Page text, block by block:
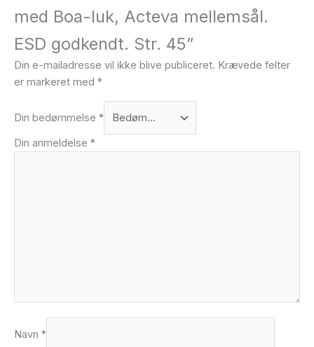
med Boa-luk, Acteva mellemsål.
ESD godkendt. Str. 45”
Din e-mailadresse vil ikke blive publiceret. Krævede felter
er markeret med *
Din bedømmelse *
Din anmeldelse *
Navn *